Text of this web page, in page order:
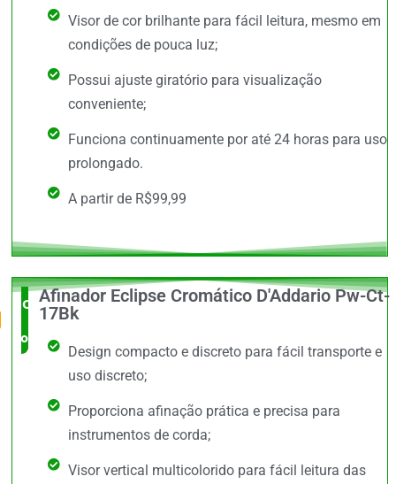
Visor de cor brilhante para fácil leitura, mesmo em
condições de pouca luz;
Possui ajuste giratório para visualização
conveniente;
Funciona continuamente por até 24 horas para uso
prolongado.
A partir de R$99,99
O Mais
completo
Afinador Eclipse Cromático D'Addario Pw-Ct-
17Bk
Design compacto e discreto para fácil transporte e
uso discreto;
Proporciona afinação prática e precisa para
instrumentos de corda;
Visor vertical multicolorido para fácil leitura das